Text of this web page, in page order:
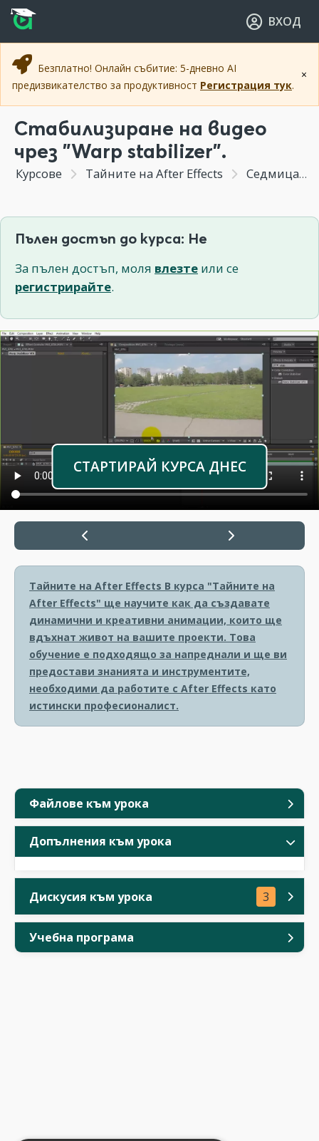
Прескочи към основното съдържание
Прескочи към навигацията
ВХОД
×
Безплатно! Онлайн събитие: 5-дневно AI
предизвикателство за продуктивност Регистрация тук.
Файлове към урока
Допълнения към урока
Дискусия към урока 3
Учебна програма
Стабилизиране на видео
чрез "Warp stabilizer".
Курсове Тайните на After Effects Седмица 2 - Работа и обработка на видео материал.Стабилизиране, цветни корекции.
Пълен достъп до курса: Не
За пълен достъп, моля влезте или се
регистрирайте.
СТАРТИРАЙ КУРСА ДНЕС
Тайните на After Effects В курса "Тайните на
After Effects" ще научите как да създавате
динамични и креативни анимации, които ще
вдъхнат живот на вашите проекти. Това
обучение е подходящо за напреднали и ще ви
предостави знанията и инструментите,
необходими да работите с After Effects като
истински професионалист.